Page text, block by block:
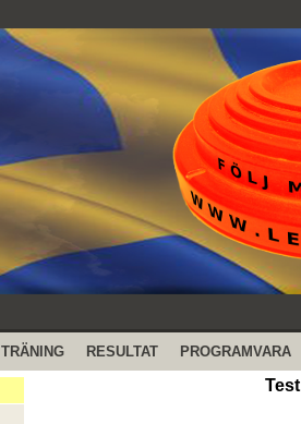
TRÄNING RESULTAT PROGRAMVARA